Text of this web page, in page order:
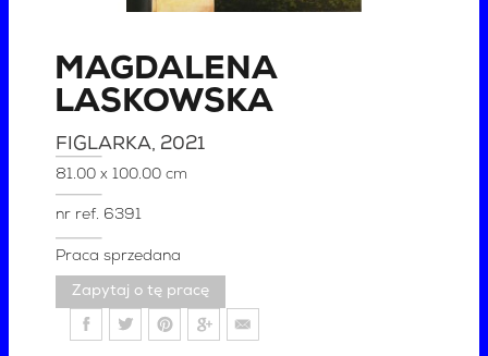
MAGDALENA
LASKOWSKA
FIGLARKA, 2021
81.00 x 100.00 cm
nr ref. 6391
Praca sprzedana
Zapytaj o tę pracę